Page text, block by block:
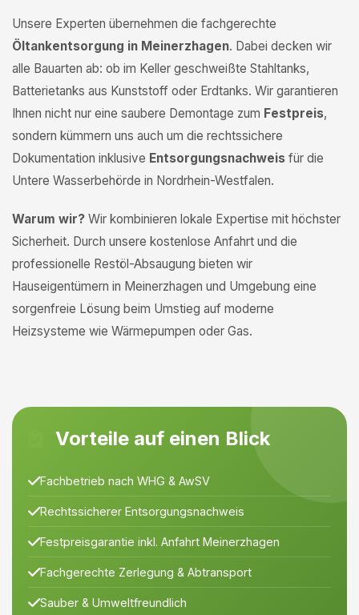
Unsere Experten übernehmen die fachgerechte
Öltankentsorgung in Meinerzhagen. Dabei decken wir
alle Bauarten ab: ob im Keller geschweißte Stahltanks,
Batterietanks aus Kunststoff oder Erdtanks. Wir garantieren
Ihnen nicht nur eine saubere Demontage zum Festpreis,
sondern kümmern uns auch um die rechtssichere
Dokumentation inklusive Entsorgungsnachweis für die
Untere Wasserbehörde in Nordrhein-Westfalen.
Warum wir? Wir kombinieren lokale Expertise mit höchster
Sicherheit. Durch unsere kostenlose Anfahrt und die
professionelle Restöl-Absaugung bieten wir
Hauseigentümern in Meinerzhagen und Umgebung eine
sorgenfreie Lösung beim Umstieg auf moderne
Heizsysteme wie Wärmepumpen oder Gas.
Vorteile auf einen Blick
Fachbetrieb nach WHG & AwSV
Rechtssicherer Entsorgungsnachweis
Festpreisgarantie inkl. Anfahrt Meinerzhagen
Fachgerechte Zerlegung & Abtransport
Sauber & Umweltfreundlich